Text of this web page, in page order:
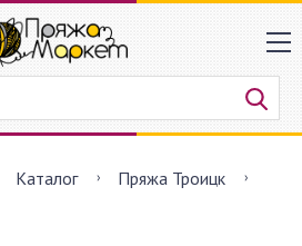
Каталог
Пряжа Троицк